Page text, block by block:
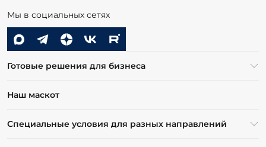
Мы в социальных сетях
Готовые решения для бизнеса
Наш маскот
Специальные условия для разных направлений